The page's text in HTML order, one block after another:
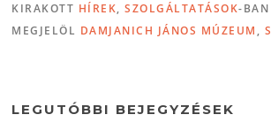
KIRAKOTT HÍREK,SZOLGÁLTATÁSOK-BAN
MEGJELÖL DAMJANICH JÁNOS MÚZEUM ,
LEGUTÓBBI BEJEGYZÉSEK